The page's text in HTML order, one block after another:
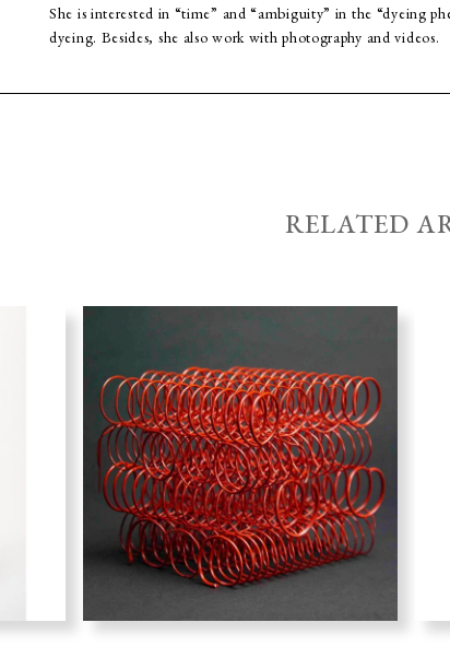
She is interested in “time” and “ambiguity” in the “dyeing
dyeing. Besides, she also work with photography and videos.
RELATED